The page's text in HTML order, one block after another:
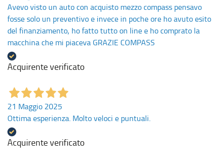
Avevo visto un auto con acquisto mezzo compass pensavo
fosse solo un preventivo e invece in poche ore ho avuto esito
del finanziamento, ho fatto tutto on line e ho comprato la
macchina che mi piaceva GRAZIE COMPASS
Acquirente verificato
21 Maggio 2025
Ottima esperienza. Molto veloci e puntuali.
Acquirente verificato